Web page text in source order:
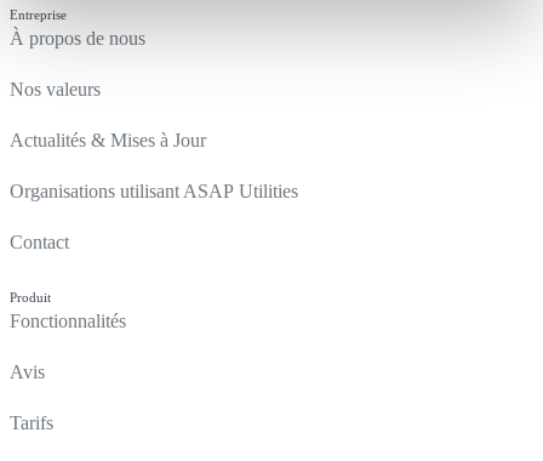
Entreprise
À propos de nous
Nos valeurs
Actualités & Mises à Jour
Organisations utilisant ASAP Utilities
Contact
Produit
Fonctionnalités
Avis
Tarifs